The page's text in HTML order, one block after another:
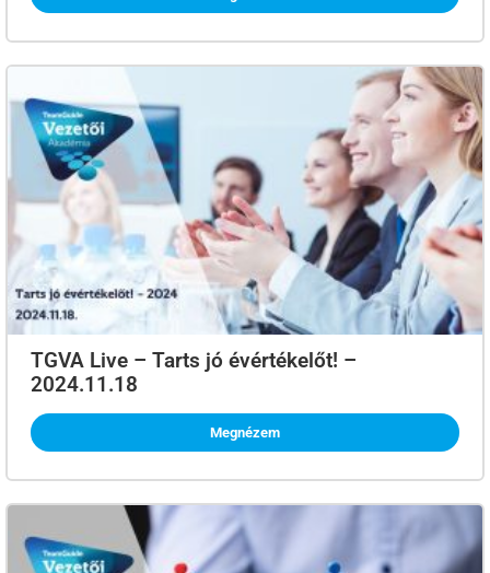
TGVA Live – Tarts jó évértékelőt! –
2024.11.18
Megnézem